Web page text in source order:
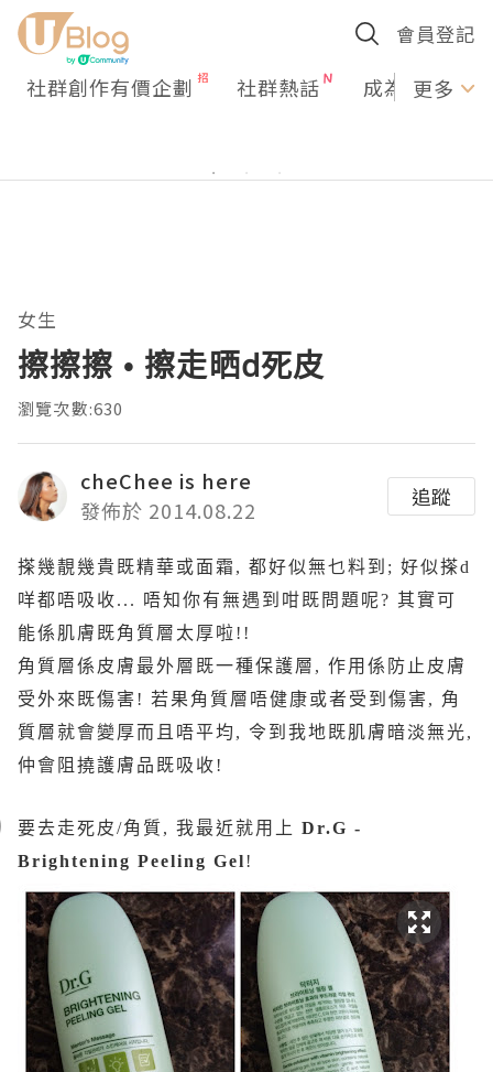
會員登記
社群創作有價企劃 社群熱話 成為U更多
女生
擦擦擦 • 擦走晒d死皮
瀏覽次數:630
cheChee is here
發佈於 2014.08.22
追蹤
搽幾靚幾貴既精華或面霜, 都好似無乜料到; 好似搽d
咩都唔吸收... 唔知你有無遇到咁既問題呢? 其實可
能係肌膚既角質層太厚啦!!
角質層係皮膚最外層既一種保護層, 作用係防止皮膚
受外來既傷害! 若果角質層唔健康或者受到傷害, 角
質層就會變厚而且唔平均, 令到我地既肌膚暗淡無光,
仲會阻撓護膚品既吸收!
要去走死皮/角質, 我最近就用上 Dr.G -
Brightening Peeling Gel!